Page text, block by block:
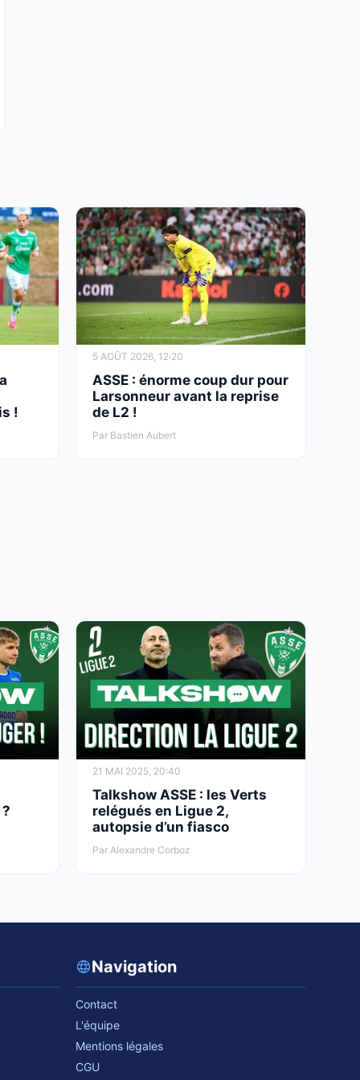
!
5 AOÛT 2026, 12:20
ASSE : énorme coup dur pour
Larsonneur avant la reprise
de L2 !
Par Bastien Aubert
21 MAI 2025, 20:40
Talkshow ASSE : les Verts
relégués en Ligue 2,
autopsie d’un fiasco
Par Alexandre Corboz
Navigation
Contact
L'équipe
Mentions légales
CGU